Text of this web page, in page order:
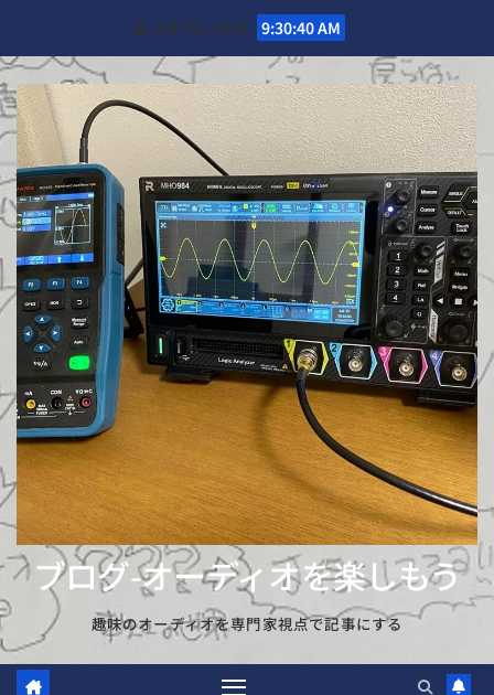
content
金. 8月 7th, 2026 9:30:42 AM
ブログ-オーディオを楽しもう
趣味のオーディオを専門家視点で記事にする